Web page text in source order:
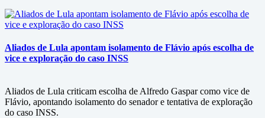
Aliados de Lula apontam isolamento de Flávio após escolha de
vice e exploração do caso INSS
Aliados de Lula criticam escolha de Alfredo Gaspar como vice de
Flávio, apontando isolamento do senador e tentativa de exploração
do caso INSS.